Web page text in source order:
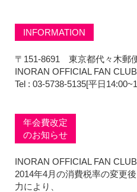
INFORMATION
〒151-8691 東京都代々木郵
INORAN OFFICIAL FAN
Tel : 03-5738-5135[平日
年会費改定
のお知らせ
INORAN OFFICIAL FAN
2014年4月の消費税率の変更
力により、